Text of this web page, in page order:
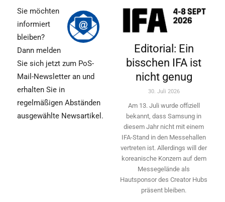
Sie möchten
informiert
bleiben?
Dann melden
Sie sich jetzt zum PoS-
Mail-Newsletter an und
erhalten Sie in
regelmäßigen Abständen
ausgewählte Newsartikel.
Editorial: Ein
bisschen IFA ist
nicht genug
30. Juli 2026
Am 13. Juli wurde offiziell
bekannt, dass Samsung in
diesem Jahr nicht mit einem
IFA-Stand in den Messehallen
vertreten ist. Allerdings will ­der
koreanische Konzern auf dem
Messegelände als
Hautsponsor des Creator Hubs
präsent bleiben.